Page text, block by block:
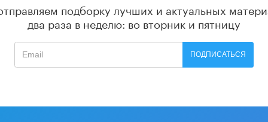
подборку лучших и актуальных
два раза в неделю: во вторник и пятницу
ПОДПИСАТЬСЯ